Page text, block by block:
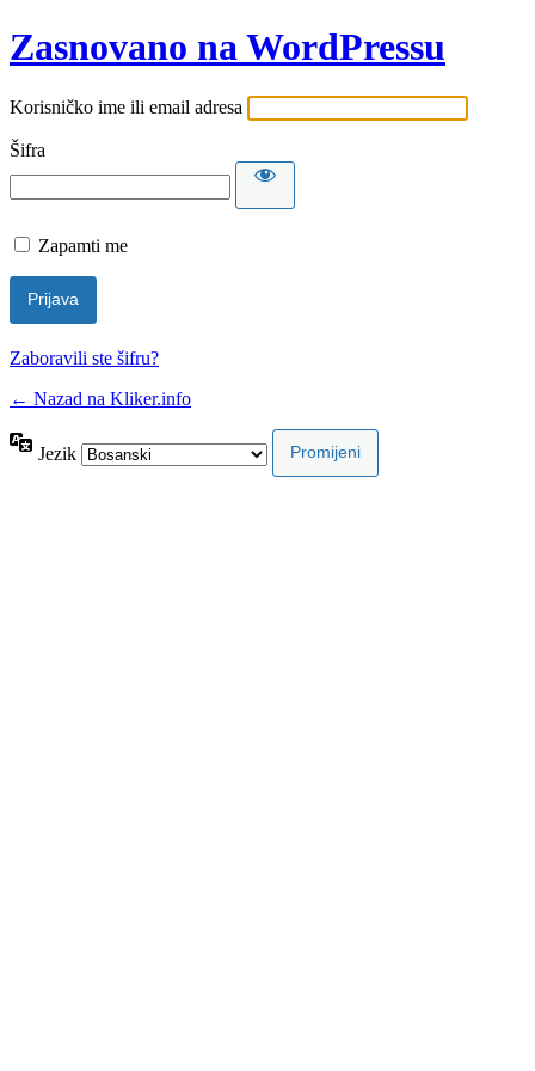
Zasnovano na WordPressu
Korisničko ime ili email adresa
Šifra
Zapamti me
Zaboravili ste šifru?
← Nazad na Kliker.info
Jezik